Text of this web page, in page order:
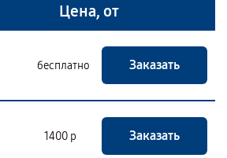
Цена, от
бесплатно Заказать
1400 р Заказать